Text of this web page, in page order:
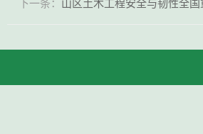
下一条： 山区土木工程安全与韧性全